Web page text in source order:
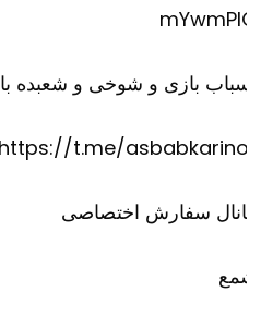
بازی و شوخی و شعبده بازی
https://t.me/
سفارش اختصاصی